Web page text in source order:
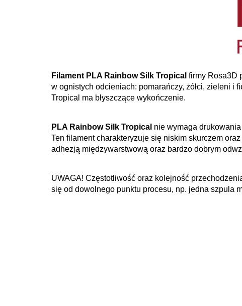
Filament PLA Rainbow Silk Tropical firmy Rosa3D
w ognistych odcieniach: pomarańczy, żółci, zieleni
Tropical ma błyszczące wykończenie.
PLA Rainbow Silk Tropical nie wymaga
Ten filament charakteryzuje się niskim skurczem
adhezją międzywarstwową oraz bardzo dobrym
UWAGA! Częstotliwość oraz kolejność
się od dowolnego punktu procesu, np. jedna szpula